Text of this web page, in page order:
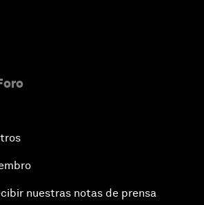
nuestras notas de prensa